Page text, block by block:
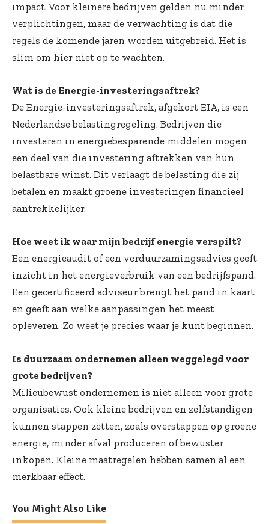
impact. Voor kleinere bedrijven gelden nu minder
verplichtingen, maar de verwachting is dat die
regels de komende jaren worden uitgebreid. Het is
slim om hier niet op te wachten.
Wat is de Energie-investeringsaftrek?
De Energie-investeringsaftrek, afgekort EIA, is een
Nederlandse belastingregeling. Bedrijven die
investeren in energiebesparende middelen mogen
een deel van die investering aftrekken van hun
belastbare winst. Dit verlaagt de belasting die zij
betalen en maakt groene investeringen financieel
aantrekkelijker.
Hoe weet ik waar mijn bedrijf energie verspilt?
Een energieaudit of een verduurzamingsadvies geeft
inzicht in het energieverbruik van een bedrijfspand.
Een gecertificeerd adviseur brengt het pand in kaart
en geeft aan welke aanpassingen het meest
opleveren. Zo weet je precies waar je kunt beginnen.
Is duurzaam ondernemen alleen weggelegd voor
grote bedrijven?
Milieubewust ondernemen is niet alleen voor grote
organisaties. Ook kleine bedrijven en zelfstandigen
kunnen stappen zetten, zoals overstappen op groene
energie, minder afval produceren of bewuster
inkopen. Kleine maatregelen hebben samen al een
merkbaar effect.
You Might Also Like